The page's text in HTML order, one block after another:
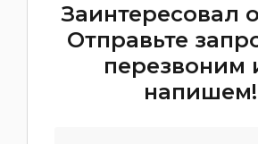
Заинтересовал
Отправьте
перезвоним
напишем!